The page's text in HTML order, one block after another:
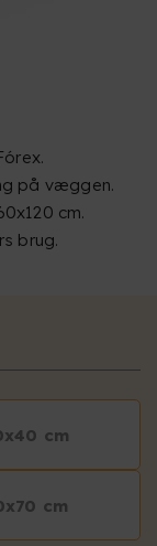
på væggen.
cm.
brug.
cm
cm